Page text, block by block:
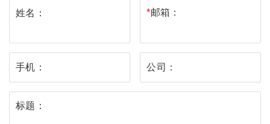
姓名： *邮箱：
手机： 公司：
标题：